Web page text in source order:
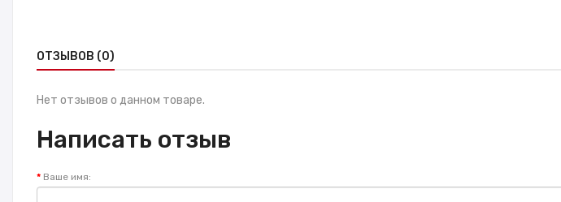
ОТЗЫВОВ (0)
Нет отзывов о данном товаре.
Написать отзыв
Ваше имя: